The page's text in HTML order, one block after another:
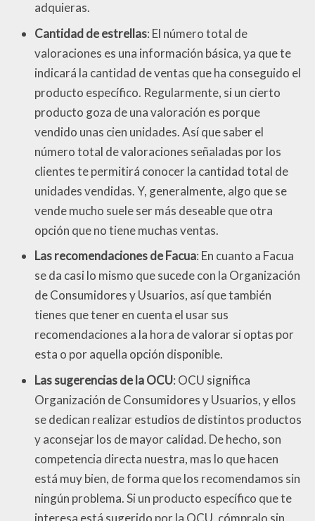
adquieras.
Cantidad de estrellas: El número total de
valoraciones es una información básica, ya que te
indicará la cantidad de ventas que ha conseguido el
producto específico. Regularmente, si un cierto
producto goza de una valoración es porque
vendido unas cien unidades. Así que saber el
número total de valoraciones señaladas por los
clientes te permitirá conocer la cantidad total de
unidades vendidas. Y, generalmente, algo que se
vende mucho suele ser más deseable que otra
opción que no tiene muchas ventas.
Las recomendaciones de Facua: En cuanto a Facua
se da casi lo mismo que sucede con la Organización
de Consumidores y Usuarios, así que también
tienes que tener en cuenta el usar sus
recomendaciones a la hora de valorar si optas por
esta o por aquella opción disponible.
Las sugerencias de la OCU: OCU significa
Organización de Consumidores y Usuarios, y ellos
se dedican realizar estudios de distintos productos
y aconsejar los de mayor calidad. De hecho, son
competencia directa nuestra, mas lo que hacen
está muy bien, de forma que los recomendamos sin
ningún problema. Si un producto específico que te
interesa está sugerido por la OCU, cómpralo sin